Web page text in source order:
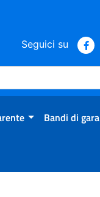
Seguici su
Bandi di gara